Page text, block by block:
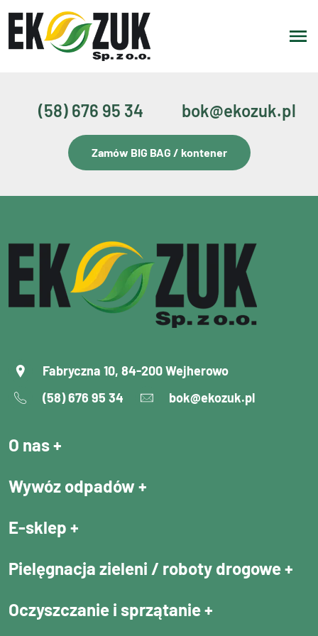
(58) 676 95 34 bok@ekozuk.pl
Zamów BIG BAG / kontener
Fabryczna 10, 84-200 Wejherowo
(58) 676 95 34
bok@ekozuk.pl
O nas
Wywóz odpadów
E-sklep
Pielęgnacja zieleni / roboty drogowe
Oczyszczanie i sprzątanie